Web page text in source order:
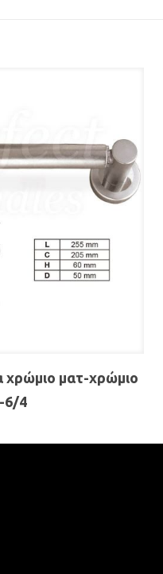
ματ-χρώμιο
6/4